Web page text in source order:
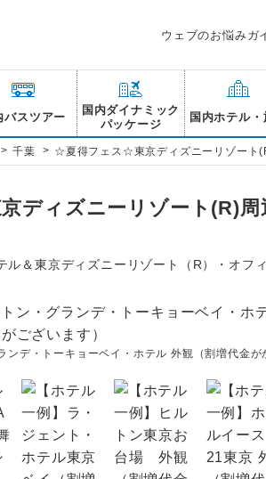
ウェブのお悩みガ
バスツアー
国内ダイナミック
パッケージ
国内ホテル・
> 千葉 > ☆夏得フェス☆東京ディズニーリゾート
ディズニーリゾート(R)周
ル＆東京ディズニーリゾート（R）・オフ
ンデ・トーキョーベイ・ホテル 外観（割増代金が